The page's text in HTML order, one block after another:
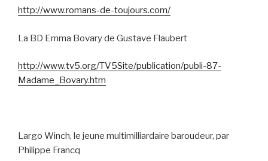
http://www.romans-de-toujours.com/
La BD Emma Bovary de Gustave Flaubert
http://www.tv5.org/TV5Site/publication/publi-87-
Madame_Bovary.htm
Largo Winch, le jeune multimilliardaire baroudeur, par
Philippe Francq